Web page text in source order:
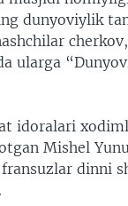
dunyoviylik
ularga
idoralari
Mishel
dinni